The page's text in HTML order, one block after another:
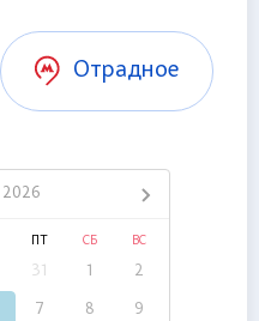
Отрадное
2026
СБ ВС
31 1 2
7 8 9